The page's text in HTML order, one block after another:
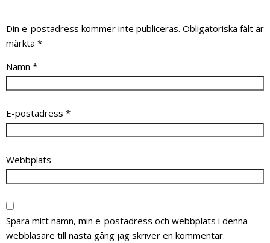
Din e-postadress kommer inte publiceras. Obligatoriska fält är
märkta *
Namn *
E-postadress *
Webbplats
Spara mitt namn, min e-postadress och webbplats i denna
webbläsare till nästa gång jag skriver en kommentar.